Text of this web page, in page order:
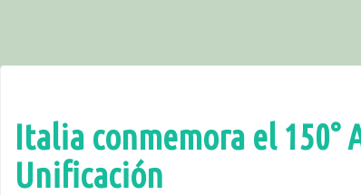
Italia conmemora el 150°
Unificación